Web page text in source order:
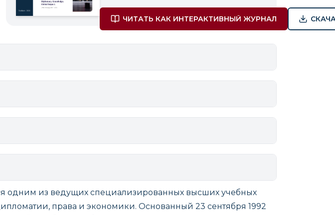
ЧИТАТЬ КАК ИНТЕРАКТИВНЫЙ ЖУРНАЛ
одним из ведущих специализированных высших учебных
права и экономики. Основанный 23 сентября 1992